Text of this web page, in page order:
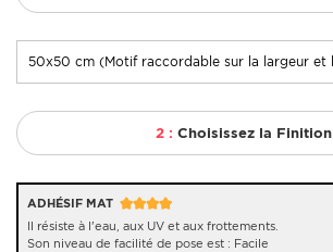
2 : Choisissez la Finition
ADHÉSIF MAT
Il résiste à l'eau, aux UV et aux frottements.
Son niveau de facilité de pose est : Facile